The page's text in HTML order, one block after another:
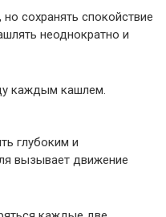
сохранять спокойствие
неоднократно и
каждым кашлем.
глубоким и
вызывает движение